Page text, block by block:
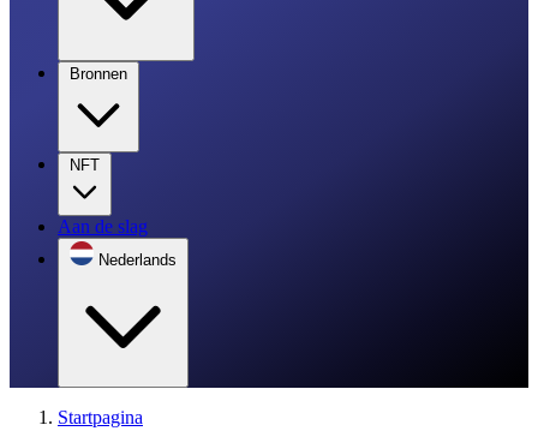
Bronnen
NFT
Aan de slag
Nederlands
Startpagina